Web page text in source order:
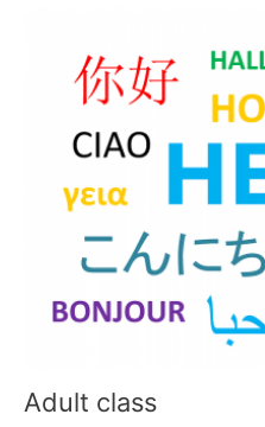
Adult class